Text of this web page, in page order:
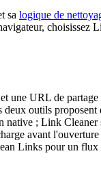
sa logique de
une URL de partage
outils proposent
; Link
avant
Links pour un